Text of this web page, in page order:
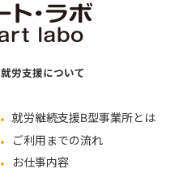
就労支援について
就労継続支援B型事業所とは
ご利用までの流れ
お仕事内容